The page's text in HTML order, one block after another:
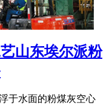
山东埃尔派粉
于水面的粉煤灰空心